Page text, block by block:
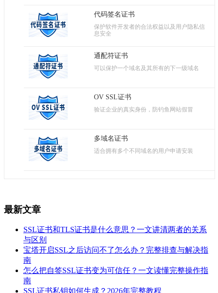
代码签名证书
保护软件开发者的合法权益以及用户隐私信
息安全
通配符证书
可以保护一个域名及其所有的下一级域名
OV SSL证书
验证企业的真实身份，防钓鱼网站假冒
多域名证书
适合拥有多个不同域名的用户申请安装
最新文章
SSL证书和TLS证书是什么意思？一文讲清两者的关系
与区别
宝塔开启SSL之后访问不了怎么办？完整排查与解决指
南
怎么把自签SSL证书变为可信任？一文读懂完整操作指
南
SSL证书私钥如何生成？2026年完整教程